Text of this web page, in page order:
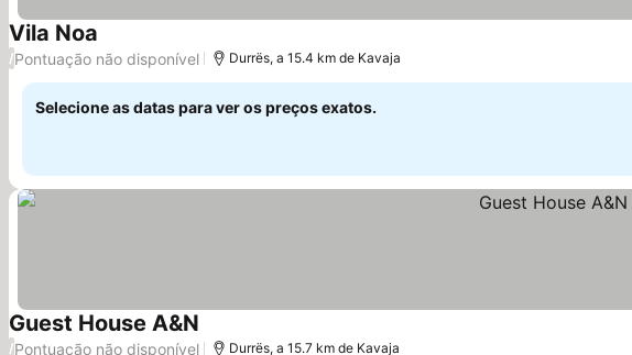
Vila Noa
/Pontuação não disponível Durrës, a 15.4 km de Kavaja
Selecione as datas para ver os preços exatos.
Guest House A&N Ver preços
/Pontuação não disponível Durrës, a 15.7 km de Kavaja